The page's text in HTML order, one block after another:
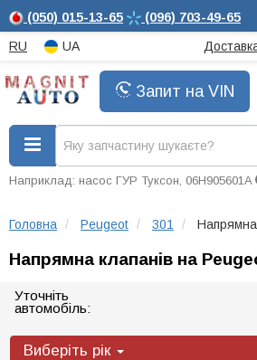
(050) 015-13-65 (096) 703-49-65
RU UA
Запит на VIN
Наприклад: насос ГУР Туксон, 06H905601A
Головна Peugeot 301 Напрямна
Напрямна клапанів на
Уточніть
автомобіль:
Виберіть рік